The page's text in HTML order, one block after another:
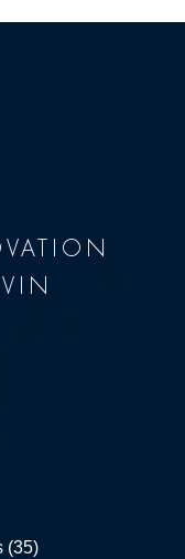
(35)